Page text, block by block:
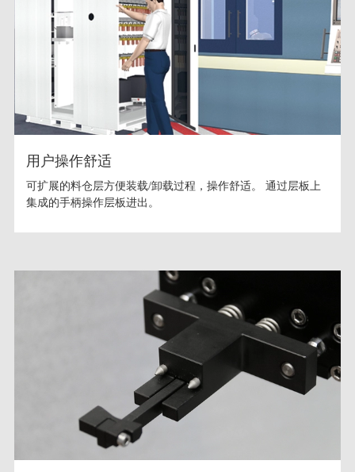
用户操作舒适
可扩展的料仓层方便装载/卸载过程，操作舒适。 通过层板上
集成的手柄操作层板进出。